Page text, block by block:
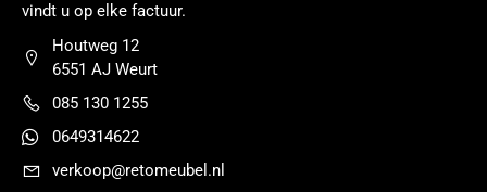
vindt u op elke factuur.
Houtweg 12
6551 AJ Weurt
085 130 1255
0649314622
verkoop@retomeubel.nl